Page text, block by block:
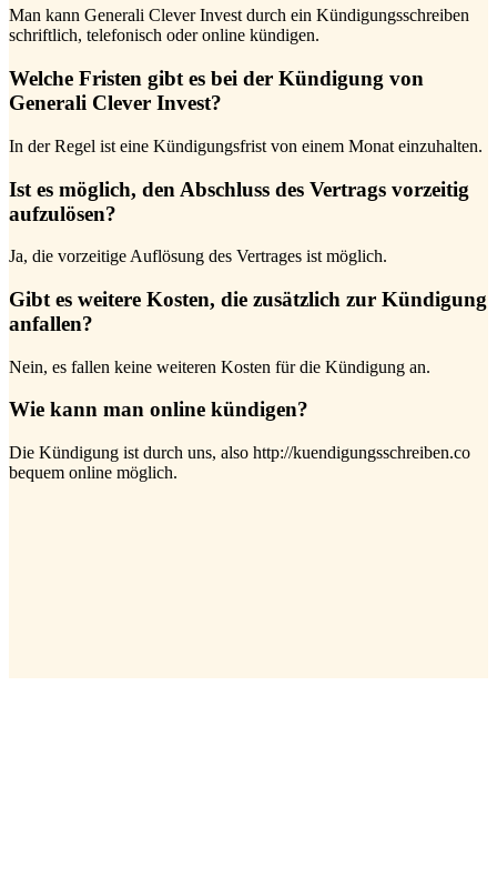
Man kann Generali Clever Invest durch ein Kündigungsschreiben
schriftlich, telefonisch oder online kündigen.
Welche Fristen gibt es bei der Kündigung von
Generali Clever Invest?
In der Regel ist eine Kündigungsfrist von einem Monat einzuhalten.
Ist es möglich, den Abschluss des Vertrags vorzeitig
aufzulösen?
Ja, die vorzeitige Auflösung des Vertrages ist möglich.
Gibt es weitere Kosten, die zusätzlich zur Kündigung
anfallen?
Nein, es fallen keine weiteren Kosten für die Kündigung an.
Wie kann man online kündigen?
Die Kündigung ist durch uns, also http://kuendigungsschreiben.co
bequem online möglich.